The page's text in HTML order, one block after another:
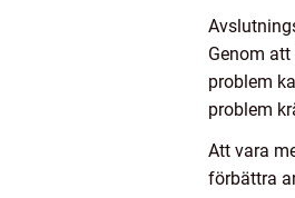
Genom
problem
problem
Att vara
förbättra